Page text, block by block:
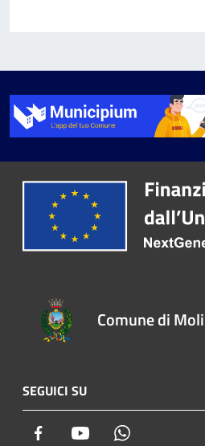
Comune di
SEGUICI SU
Facebook Youtube